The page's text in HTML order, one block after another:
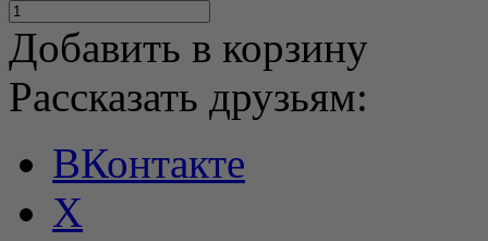
Добавить в корзину
Рассказать друзьям:
ВКонтакте
X